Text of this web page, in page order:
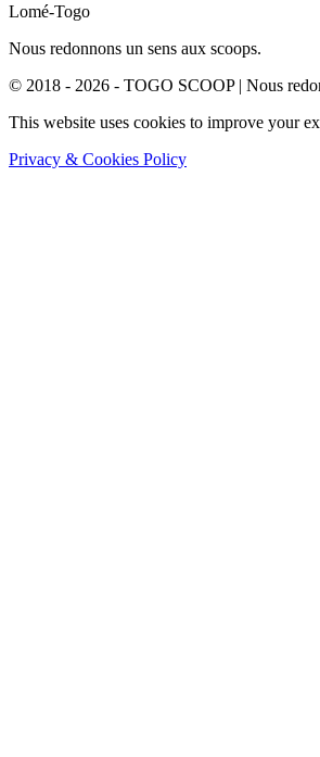
Lomé-Togo
Nous redonnons un sens aux scoops.
© 2018 - 2026 - TOGO SCOOP | Nous
This website uses cookies to improve your
Privacy & Cookies Policy